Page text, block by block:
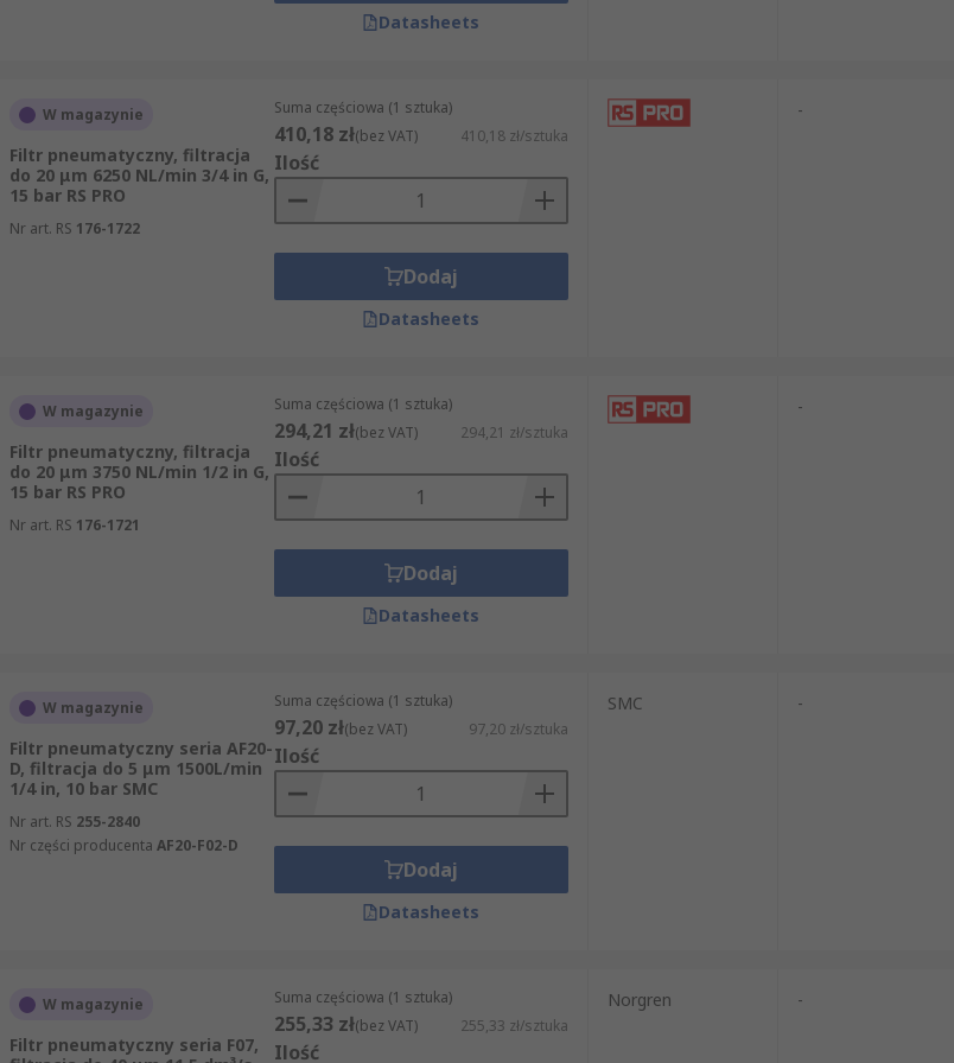
Datasheets
W magazynie
Filtr pneumatyczny, filtracja
do 20 μm 6250 NL/min 3/4 in G,
15 bar RS PRO
Nr art. RS 176-1722
Suma częściowa (1 sztuka)
410,18 zł(bez VAT) 410,18 zł/sztuka
Ilość
Dodaj
Datasheets
-
W magazynie
Filtr pneumatyczny, filtracja
do 20 μm 3750 NL/min 1/2 in G,
15 bar RS PRO
Nr art. RS 176-1721
Suma częściowa (1 sztuka)
294,21 zł(bez VAT) 294,21 zł/sztuka
Ilość
Dodaj
Datasheets
-
W magazynie
Filtr pneumatyczny seria AF20-
D, filtracja do 5 μm 1500L/min
1/4 in, 10 bar SMC
Nr art. RS 255-2840
Nr części producenta AF20-F02-D
Suma częściowa (1 sztuka)
97,20 zł(bez VAT) 97,20 zł/sztuka
Ilość
Dodaj
Datasheets
SMC -
W magazynie
Filtr pneumatyczny seria F07,
Suma częściowa (1 sztuka)
255,33 zł(bez VAT) 255,33 zł/sztuka
Ilość
Norgren -